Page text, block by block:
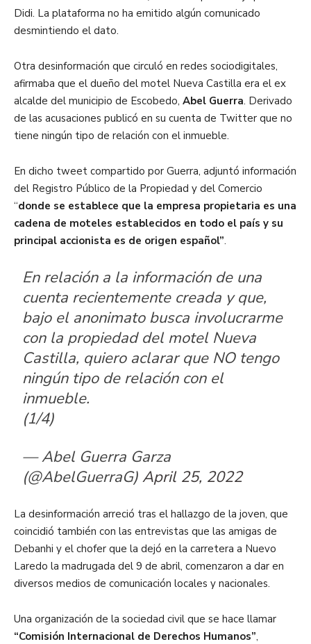
Didi. La plataforma no ha emitido algún comunicado
desmintiendo el dato.
Otra desinformación que circuló en redes sociodigitales,
afirmaba que el dueño del motel Nueva Castilla era el ex
alcalde del municipio de Escobedo, Abel Guerra. Derivado
de las acusaciones publicó en su cuenta de Twitter que no
tiene ningún tipo de relación con el inmueble.
En dicho tweet compartido por Guerra, adjuntó información
del Registro Público de la Propiedad y del Comercio
“donde se establece que la empresa propietaria es una
cadena de moteles establecidos en todo el país y su
principal accionista es de origen español”.
En relación a la información de una
cuenta recientemente creada y que,
bajo el anonimato busca involucrarme
con la propiedad del motel Nueva
Castilla, quiero aclarar que NO tengo
ningún tipo de relación con el
inmueble.
(1/4)
— Abel Guerra Garza
(@AbelGuerraG)April 25, 2022
La desinformación arreció tras el hallazgo de la joven, que
coincidió también con las entrevistas que las amigas de
Debanhi y el chofer que la dejó en la carretera a Nuevo
Laredo la madrugada del 9 de abril, comenzaron a dar en
diversos medios de comunicación locales y nacionales.
Una organización de la sociedad civil que se hace llamar
“Comisión Internacional de Derechos Humanos”,